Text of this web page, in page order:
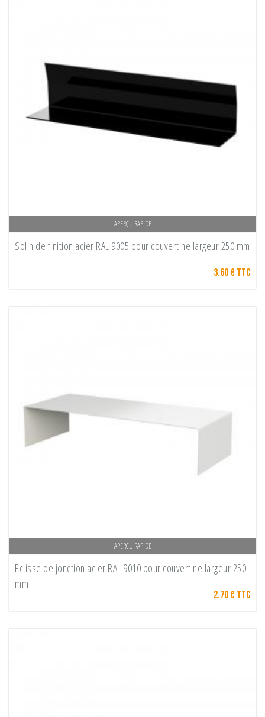
APERÇU RAPIDE
Solin de finition acier RAL 9005 pour couvertine largeur 250 mm
3.60 € TTC
APERÇU RAPIDE
Eclisse de jonction acier RAL 9010 pour couvertine largeur 250
mm
2.70 € TTC